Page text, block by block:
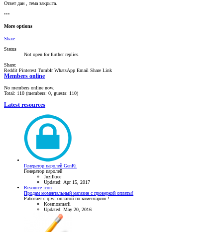
Ответ дан , тема закрыта.
•••
More options
Share
Status
Not open for further replies.
Share:
Reddit Pinterest Tumblr WhatsApp Email Share Link
Members online
No members online now.
Total: 110 (members: 0, guests: 110)
Latest resources
Генератор паролей GenRi
Генератор паролей
Juzilkree
Updated: Apr 15, 2017
Resource icon
Продам моментальный магазин с проверкой оплаты!
Работает с qiwi оплатой по коментарию !
Kosmosmarli
Updated: May 20, 2016